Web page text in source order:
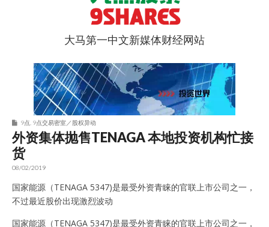
9点股票
大马第一中文新媒体财经网站
9点 9点交易密室／股权异动
外资集体抛售TENAGA 本地投资机构忙接
货
08/02/2019
国家能源（TENAGA 5347)是最受外资青睐的官联上市公司之一，
不过最近股价出现激烈波动
国家能源（TENAGA 5347)是最受外资青睐的官联上市公司之一，